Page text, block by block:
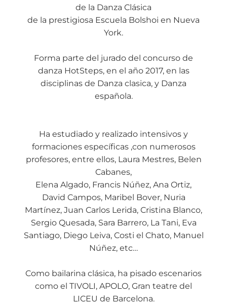
de la Danza Clásica
de la prestigiosa Escuela Bolshoi en Nueva
York.
Forma parte del jurado del concurso de
danza HotSteps, en el año 2017, en las
disciplinas de Danza clasica, y Danza
española.
Ha estudiado y realizado intensivos y
formaciones específicas ,con numerosos
profesores, entre ellos, Laura Mestres, Belen
Cabanes,
Elena Algado, Francis Núñez, Ana Ortiz,
David Campos, Maribel Bover, Nuria
Martínez, Juan Carlos Lerida, Cristina Blanco,
Sergio Quesada, Sara Barrero, La Tani, Eva
Santiago, Diego Leiva, Costi el Chato, Manuel
Núñez, etc…
Como bailarina clásica, ha pisado escenarios
como el TIVOLI, APOLO, Gran teatre del
LICEU de Barcelona.